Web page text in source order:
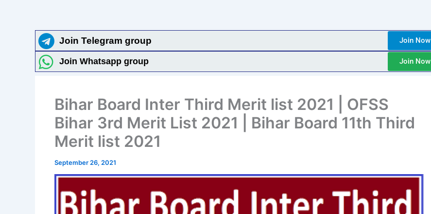
Join Telegram group Join Now
Join Whatsapp group Join Now
Bihar Board Inter Third Merit list 2021 | OFSS
Bihar 3rd Merit List 2021 | Bihar Board 11th Third
Merit list 2021
September 26, 2021